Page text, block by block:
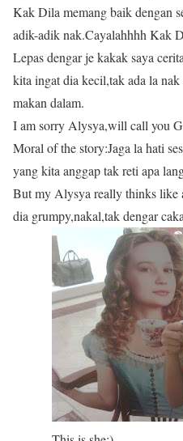
Kak Dila memang baik dengan
adik-adik nak.Cayalahhhh Kak
Lepas dengar je kakak saya
kita ingat dia kecil,tak ada la
makan dalam.
I am sorry Alysya,will call you
Moral of the story:Jaga la hati
yang kita anggap tak reti apa
But my Alysya really thinks like
dia grumpy,nakal,tak dengar